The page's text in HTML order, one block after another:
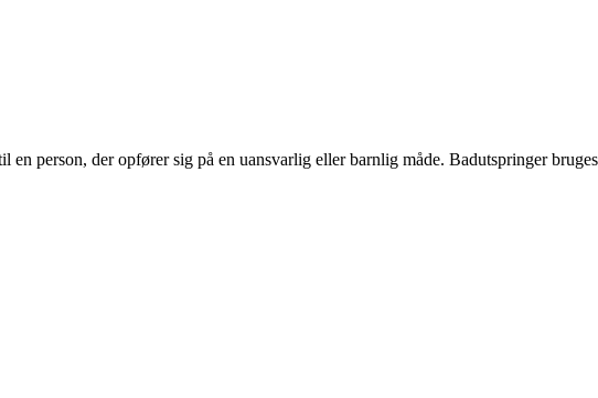
person, der opfører sig på en uansvarlig eller barnlig måde. Badutspringer bruges